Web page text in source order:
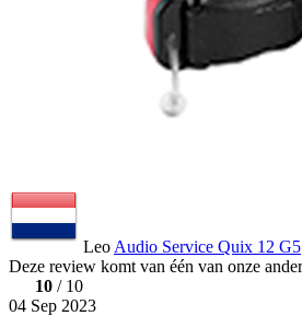
Leo Audio Service Quix 12 G5
Deze review komt van één van onze
10 / 10
04 Sep 2023